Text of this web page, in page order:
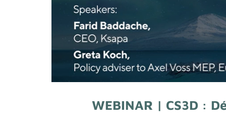
WEBINAR | CS3D :